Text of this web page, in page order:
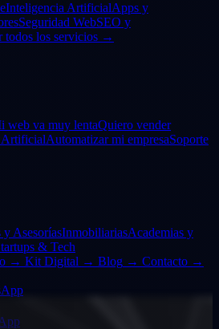
Inteligencia ArtificialApps y
Seguridad WebSEO y
todos los servicios →
web va muy lentaQuiero vender
ArtificialAutomatizar mi empresaSoporte
y AsesoríasInmobiliariasAcademias y
& Tech
→ Kit Digital → Blog → Contacto →